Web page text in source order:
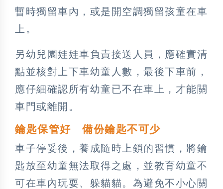
暫時獨留車內，或是開空調獨留孩童在車
上。
另幼兒園娃娃車負責接送人員，應確實清
點並核對上下車幼童人數，最後下車前，
應仔細確認所有幼童已不在車上，才能關
車門或離開。
鑰匙保管好 備份鑰匙不可少
車子停妥後，養成隨時上鎖的習慣，將鑰
匙放至幼童無法取得之處，並教育幼童不
可在車內玩耍、躲貓貓。為避免不小心關